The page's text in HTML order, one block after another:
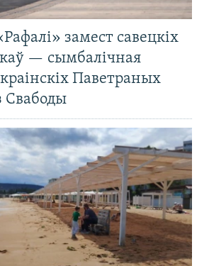
замест савецкіх
— сымбалічная
Паветраных
Свабоды